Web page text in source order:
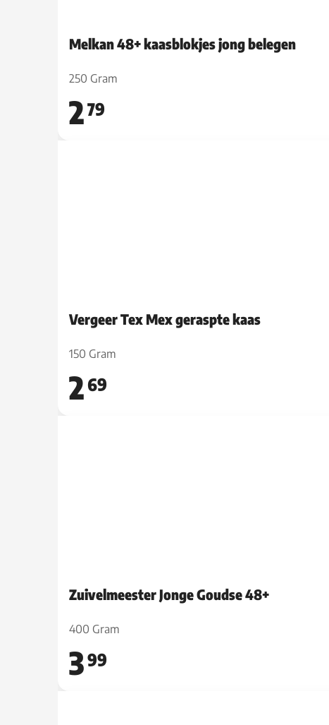
Melkan 48+ kaasblokjes jong belegen
250 Gram
279
Vergeer Tex Mex geraspte kaas
150 Gram
269
Zuivelmeester Jonge Goudse 48+
400 Gram
399